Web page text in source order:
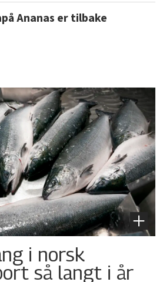
Ananas er tilbake
i norsk
så langt i år